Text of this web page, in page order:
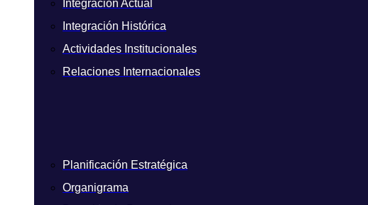
Integración Actual
Integración Histórica
Actividades Institucionales
Relaciones Internacionales
Planificación Estratégica
Organigrama